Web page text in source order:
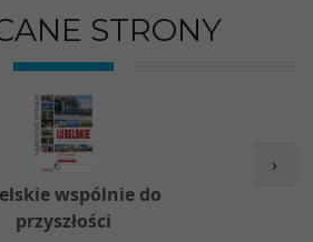
STRONY
wspólnie do
przyszłości
›